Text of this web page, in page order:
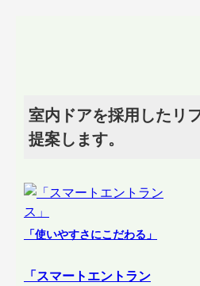
室内ドアを採用したリ
提案します。
「使いやすさにこだわる」
「スマートエントラン